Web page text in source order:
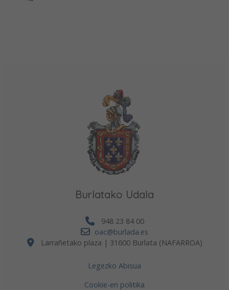
Burlatako Udala
948 23 84 00
oac@burlada.es
Larrañetako plaza | 31600 Burlata (NAFARROA)
Legezko Abisua
Cookie-en politika